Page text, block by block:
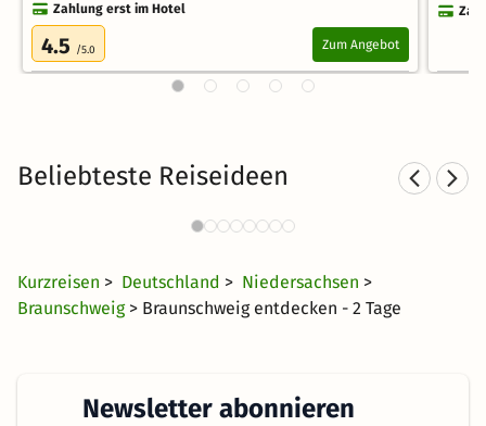
Zahlung erst im Hotel
4.5 /5.0 Zum Angebot
Beliebteste Reiseideen
Städtereisen nach
Kurzreisen > Deutschland > Niedersachsen >
Braunschweig > Braunschweig entdecken - 2 Tage
Newsletter abonnieren